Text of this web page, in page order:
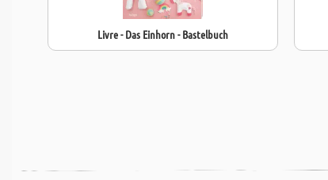
Livre - Das Einhorn - Bastelbuch